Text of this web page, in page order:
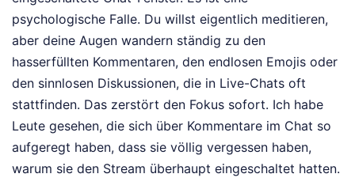
psychologische Falle. Du willst eigentlich meditieren,
aber deine Augen wandern ständig zu den
hasserfüllten Kommentaren, den endlosen Emojis oder
den sinnlosen Diskussionen, die in Live-Chats oft
stattfinden. Das zerstört den Fokus sofort. Ich habe
Leute gesehen, die sich über Kommentare im Chat so
aufgeregt haben, dass sie völlig vergessen haben,
warum sie den Stream überhaupt eingeschaltet hatten.